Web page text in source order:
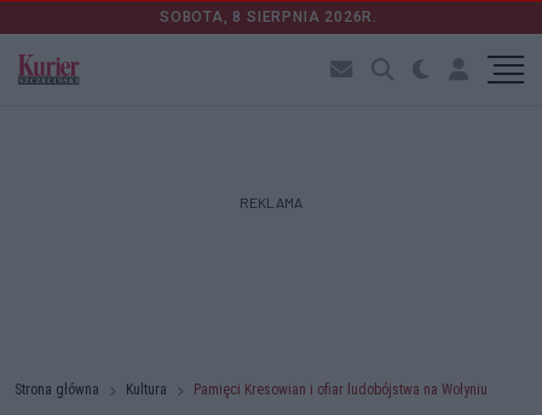
SOBOTA, 8 SIERPNIA 2026R.
REKLAMA
Strona główna Kultura Pamięci Kresowian i ofiar ludobójstwa na Wołyniu